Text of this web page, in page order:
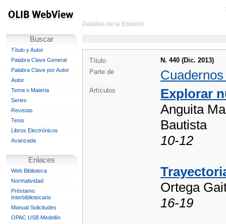
Buscar
Título y Autor
Palabra Clave General
Palabra Clave por Autor
Autor
Tema o Materia
Series
Revistas
Tesis
Libros Electrónicos
Avanzada
Enlaces
Web Biblioteca
Normatividad
Préstamo
Interbibliotecario
Manual Solicitudes
OPAC USB Medellín
Detalles de la Emisión
Título
N. 440 (Dic. 2013)
Parte de
Artículos
Explorar
Anguita
Bautista
10-12
Ortega
16-19